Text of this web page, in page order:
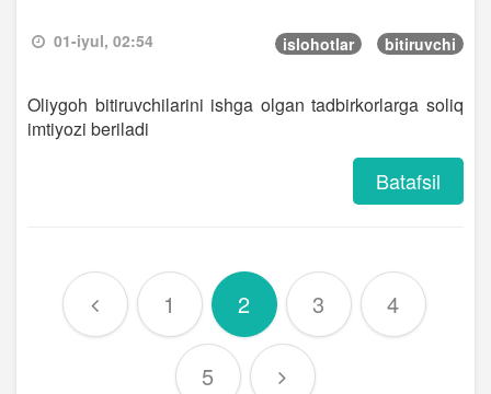
01-iyul, 02:54 islohotlar bitiruvchi
Oliygoh bitiruvchilarini ishga olgan tadbirkorlarga soliq
imtiyozi beriladi
Batafsil
1 2 3 4
5